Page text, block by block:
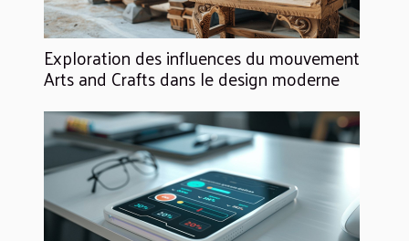
Exploration des influences du mouvement
Arts and Crafts dans le design moderne